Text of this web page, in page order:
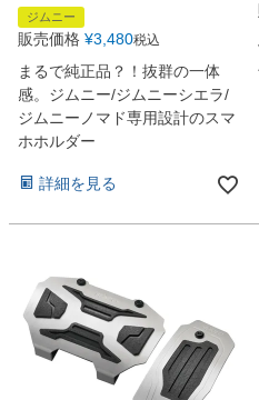
ジムニー
販売価格 ¥3,480税込
まるで純正品？！抜群の一体
感。ジムニー/ジムニーシエラ/
ジムニーノマド専用設計のスマ
ホホルダー
詳細を見る